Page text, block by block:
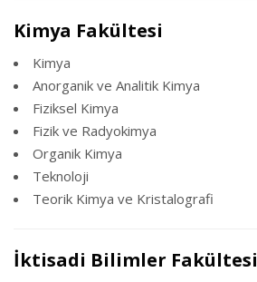
Kimya Fakültesi
Kimya
Anorganik ve Analitik Kimya
Fiziksel Kimya
Fizik ve Radyokimya
Organik Kimya
Teknoloji
Teorik Kimya ve Kristalografi
İktisadi Bilimler Fakültesi